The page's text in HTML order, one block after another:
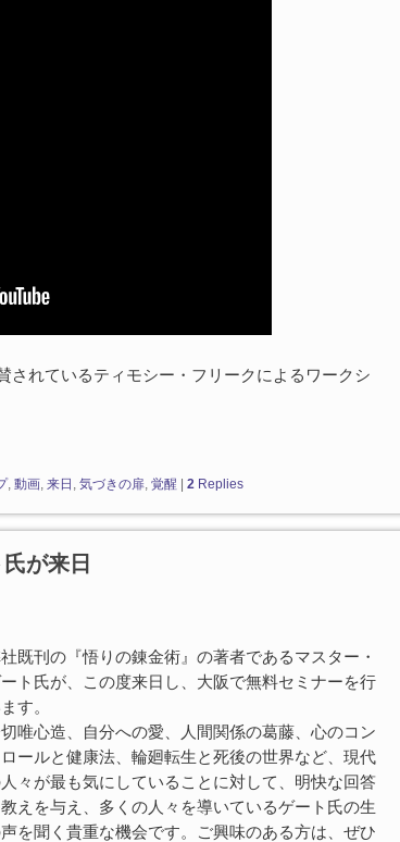
れているティモシー・フリークによるワークシ
, 動画 来日 気づきの扉 覚醒 | 2 Replies
が来日
既刊の『悟りの錬金術』の著者であるマスター・
ト氏が、この度来日し、大阪で無料セミナーを行
す。
唯心造、自分への愛、人間関係の葛藤、心のコン
ロールと健康法、輪廻転生と死後の世界など、現代
々が最も気にしていることに対して、明快な回答
教えを与え、多くの人々を導いているゲート氏の生
を聞く貴重な機会です。ご興味のある方は、ぜひ